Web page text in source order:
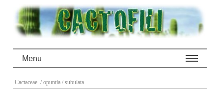
Menu
Cactaceae / opuntia / subulata